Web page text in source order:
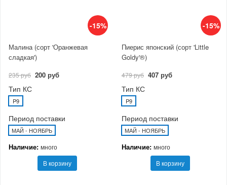
-15%
Малина (сорт 'Оранжевая
сладкая')
235 руб 200 руб
Тип КС
P9
Период поставки
МАЙ - НОЯБРЬ
Наличие: много
В корзину
-15%
Пиерис японский (сорт 'Little
Goldy'®)
479 руб 407 руб
Тип КС
P9
Период поставки
МАЙ - НОЯБРЬ
Наличие: много
В корзину